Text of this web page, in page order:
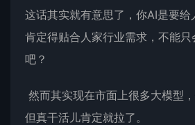
这话其实就有意思了，你AI是要
肯定得贴合人家行业需求，不能只
吧？
然而其实现在市面上很多大模型
但真干活儿肯定就拉了。